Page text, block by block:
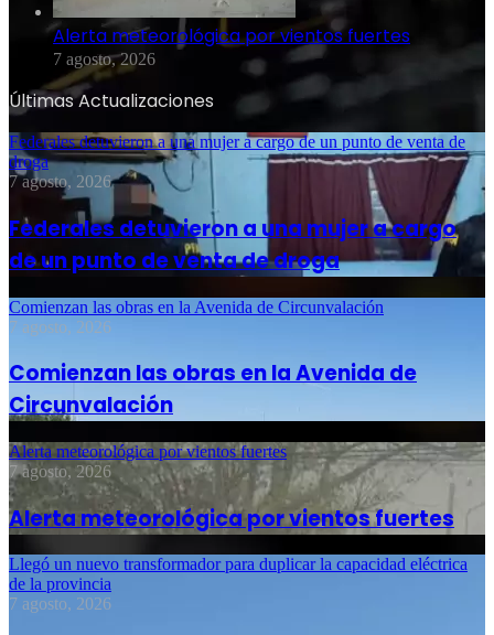
Alerta meteorológica por vientos fuertes
7 agosto, 2026
Últimas Actualizaciones
Federales detuvieron a una mujer a cargo de un punto de venta de
droga
7 agosto, 2026
Federales detuvieron a una mujer a cargo
de un punto de venta de droga
Comienzan las obras en la Avenida de Circunvalación
7 agosto, 2026
Comienzan las obras en la Avenida de
Circunvalación
Alerta meteorológica por vientos fuertes
7 agosto, 2026
Alerta meteorológica por vientos fuertes
Llegó un nuevo transformador para duplicar la capacidad eléctrica
de la provincia
7 agosto, 2026